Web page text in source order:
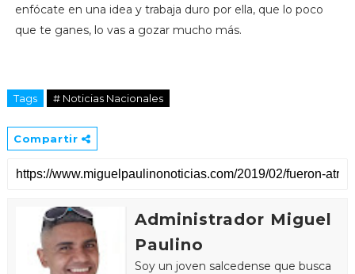
enfócate en una idea y trabaja duro por ella, que lo poco
que te ganes, lo vas a gozar mucho más.
Tags # Noticias Nacionales
Compartir
Administrador Miguel
Paulino
Soy un joven salcedense que busca